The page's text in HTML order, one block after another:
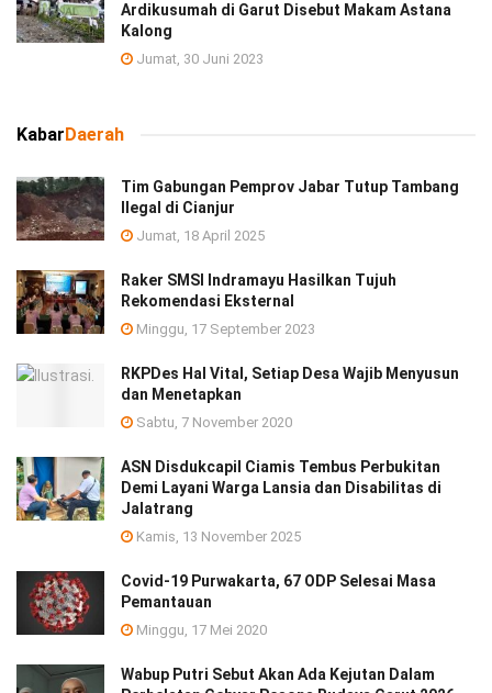
Ardikusumah di Garut Disebut Makam Astana
Kalong
Jumat, 30 Juni 2023
Kabar Daerah
Tim Gabungan Pemprov Jabar Tutup Tambang
Ilegal di Cianjur
Jumat, 18 April 2025
Raker SMSI Indramayu Hasilkan Tujuh
Rekomendasi Eksternal
Minggu, 17 September 2023
RKPDes Hal Vital, Setiap Desa Wajib Menyusun
dan Menetapkan
Sabtu, 7 November 2020
ASN Disdukcapil Ciamis Tembus Perbukitan
Demi Layani Warga Lansia dan Disabilitas di
Jalatrang
Kamis, 13 November 2025
Covid-19 Purwakarta, 67 ODP Selesai Masa
Pemantauan
Minggu, 17 Mei 2020
Wabup Putri Sebut Akan Ada Kejutan Dalam